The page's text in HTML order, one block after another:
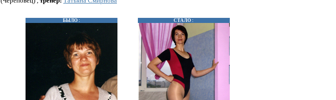
БЫЛО : СТАЛО :